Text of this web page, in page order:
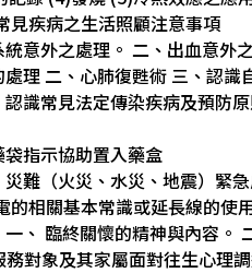
見疾病之生活照顧注意事項
意外之處理。 二、出血意外
理 二、心肺復甦術 三、認識
識常見法定傳染疾病及預防
指示協助置入藥盒
難（火災、水災、地震）緊
相關基本常識或延長線的使
、 臨終關懷的精神與內容。
對象及其家屬面對往生心理